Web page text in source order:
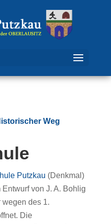
Weg
Putzkau (Denkmal)
von J. A. Bohlig
wegen des 1.
Die